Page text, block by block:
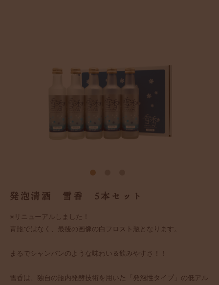
発泡清酒 雪香 5本セット
※リニューアルしました！
青瓶ではなく、最後の画像の白フロスト瓶となります。
まるでシャンパンのような味わい＆飲みやすさ！！
雪香は、独自の瓶内発酵技術を用いた「発泡性タイプ」の低アル